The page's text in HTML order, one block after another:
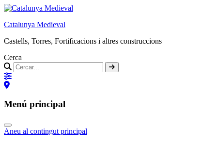
Catalunya Medieval
Castells, Torres, Fortificacions i altres construccions
Cerca
Menú principal
Aneu al contingut principal